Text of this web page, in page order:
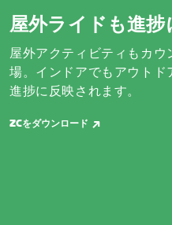
屋外ライドも進捗
屋外アクティビティもカ
場。インドアでもアウトド
進捗に反映されます。
ZCをダウンロード